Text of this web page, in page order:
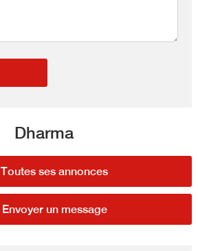
Dharma
Toutes ses annonces
Envoyer un message